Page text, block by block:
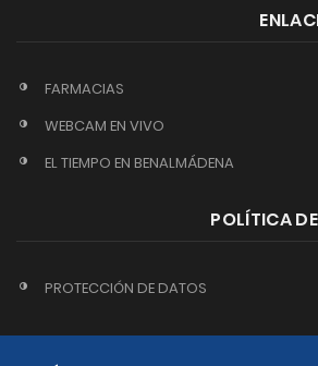
FARMACIAS
WEBCAM EN VIVO
EL TIEMPO EN BENALMÁDENA
POLÍTICA
PROTECCIÓN DE DATOS